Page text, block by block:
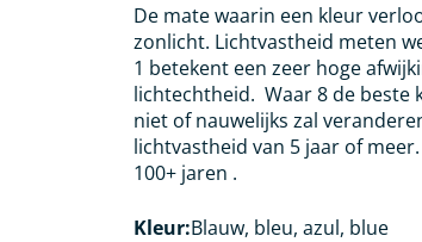
De mate waarin een kleur
zonlicht. Lichtvastheid meten
1 betekent een zeer hoge
lichtechtheid. Waar 8 de beste
niet of nauwelijks zal
lichtvastheid van 5 jaar of
100+ jaren .
Kleur:Blauw, bleu, azul, blue